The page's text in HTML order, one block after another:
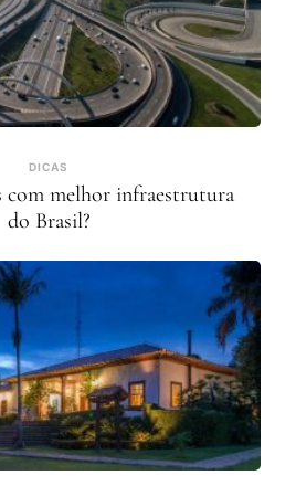
DICAS
com melhor infraestrutura
do Brasil?